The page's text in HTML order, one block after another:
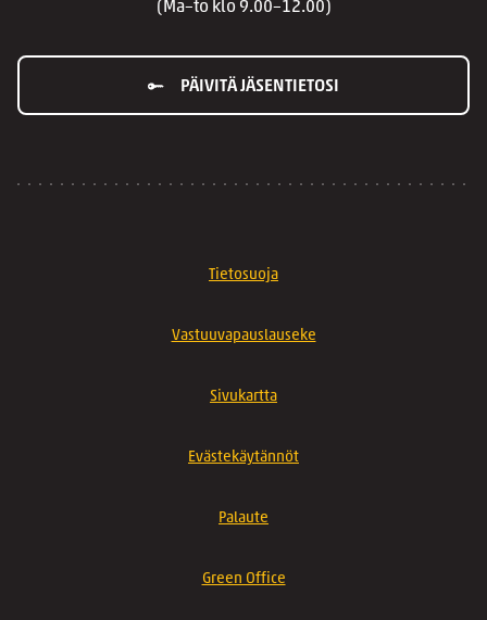
(Ma–to klo 9.00–12.00)
PÄIVITÄ JÄSENTIETOSI
Tietosuoja
Vastuuvapauslauseke
Sivukartta
Evästekäytännöt
Palaute
Green Office